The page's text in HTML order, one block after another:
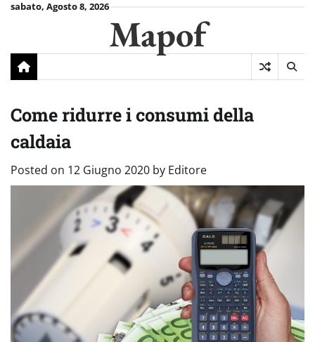
Skipsabato, Agosto 8, 2026
Mapof
Come ridurre i consumi della
caldaia
Posted on 12 Giugno 2020 by Editore